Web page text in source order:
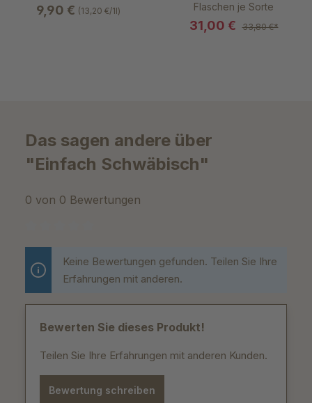
9,90 € (13,20 €/1l)
Flaschen je Sorte
31,00 € 33,80 €*
Das sagen andere über
"Einfach Schwäbisch"
0 von 0 Bewertungen
Durchschnittliche Bewertung von 0 von 5 Sternen
Keine Bewertungen gefunden. Teilen Sie Ihre
Erfahrungen mit anderen.
Bewerten Sie dieses Produkt!
Teilen Sie Ihre Erfahrungen mit anderen Kunden.
Bewertung schreiben